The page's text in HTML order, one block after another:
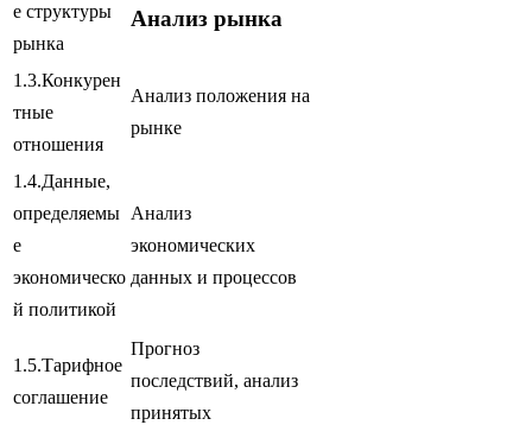
е структуры
рынка
Анализ рынка
1.3.Конкурен
тные
отношения
Анализ положения на
рынке
1.4.Данные,
определяемы
е
экономическо
й политикой
Анализ
экономических
данных и процессов
1.5.Тарифное
соглашение
Прогноз
последствий, анализ
принятых